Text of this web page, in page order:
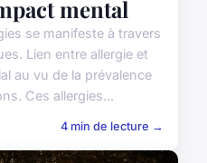
mental
se manifeste à travers
Lien entre allergie et
au vu de la prévalence
Ces allergies...
4 min de lecture →